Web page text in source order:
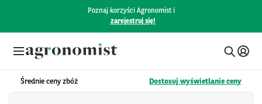
Poznaj korzyści Agronomist i
zarejestruj się!
Średnie ceny zbóż Dostosuj wyświetlanie ceny